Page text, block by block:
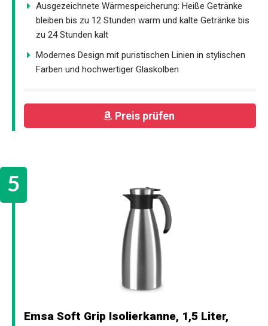
Ausgezeichnete Wärmespeicherung: Heiße Getränke
bleiben bis zu 12 Stunden warm und kalte Getränke bis
zu 24 Stunden kalt
Modernes Design mit puristischen Linien in stylischen
Farben und hochwertiger Glaskolben
Preis prüfen
Emsa Soft Grip Isolierkanne, 1,5 Liter,